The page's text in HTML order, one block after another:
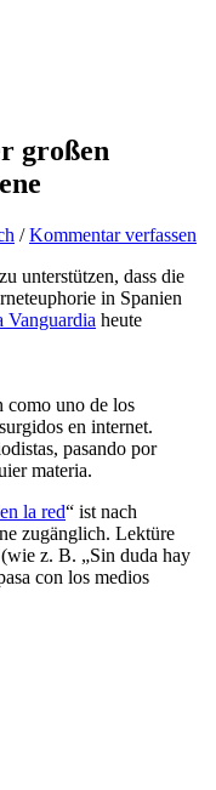
großen
/Kommentar verfassen
zu unterstützen, dass die
in Spanien
Vanguardia heute
como uno de los
en internet.
pasando por
materia.
la red“ ist nach
zugänglich. Lektüre
z. B. „Sin duda hay
con los medios